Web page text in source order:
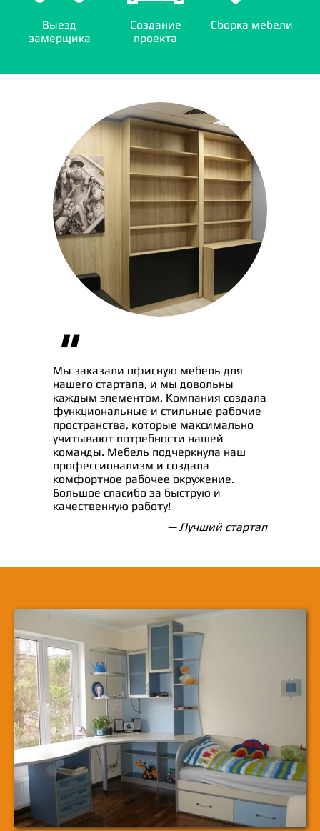
Выезд
замерщика
Создание
проекта
Сборка мебели
"
Мы заказали офисную мебель для
нашего стартапа, и мы довольны
каждым элементом. Компания создала
функциональные и стильные рабочие
пространства, которые максимально
учитывают потребности нашей
команды. Мебель подчеркнула наш
профессионализм и создала
комфортное рабочее окружение.
Большое спасибо за быструю и
качественную работу!
— Лучший стартап